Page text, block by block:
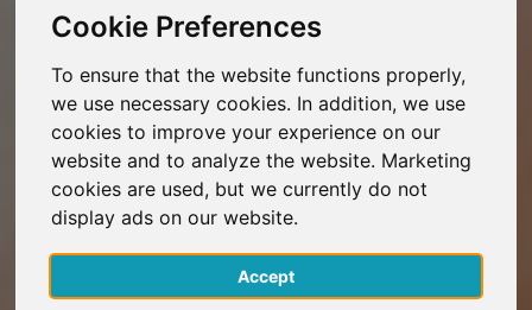
Cookie Preferences
To ensure that the website functions properly,
we use necessary cookies. In addition, we use
cookies to improve your experience on our
website and to analyze the website. Marketing
cookies are used, but we currently do not
display ads on our website.
Accept
FAQ
Gratis registreren
Inloggen
English